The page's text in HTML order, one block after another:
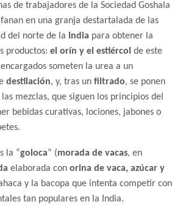
de trabajadores de la Sociedad Goshala
en una granja destartalada de las
del norte de la India para obtener la
productos: el orín y el estiércol de este
someten la urea a un
destilación, y, tras un filtrado, se ponen
mezclas, que siguen los principios del
bebidas curativas, lociones, jabones o
la “goloca” (morada de vacas, en
elaborada con orina de vaca, azúcar y
y la bacopa que intenta competir con
tan populares en la India.